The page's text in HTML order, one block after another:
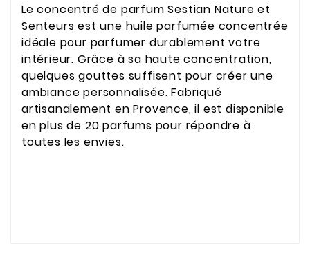
Le concentré de parfum Sestian Nature et
Senteurs est une huile parfumée concentrée
idéale pour parfumer durablement votre
intérieur. Grâce à sa haute concentration,
quelques gouttes suffisent pour créer une
ambiance personnalisée. Fabriqué
artisanalement en Provence, il est disponible
en plus de 20 parfums pour répondre à
toutes les envies.